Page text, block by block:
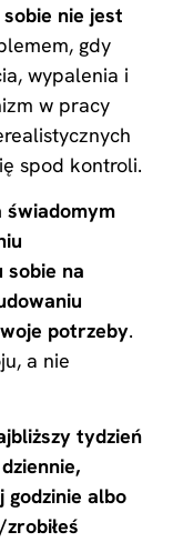
sobie nie jest
gdy
wypalenia i
w pracy
spod kontroli.
świadomym
sobie na
potrzeby.
a nie
tydzień
godzinie albo